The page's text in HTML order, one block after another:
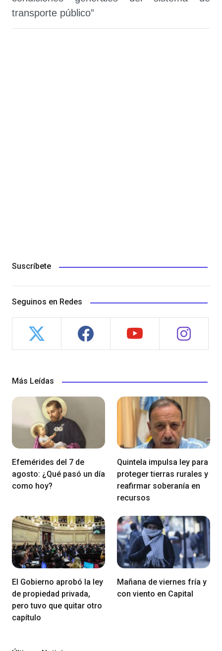
transporte público”
Suscríbete
Seguinos en Redes
Más Leídas
Efemérides del 7 de
agosto: ¿Qué pasó un día
como hoy?
Quintela impulsa ley para
proteger tierras rurales y
reafirmar soberanía en
recursos
El Gobierno aprobó la ley
de propiedad privada,
pero tuvo que quitar otro
capítulo
Mañana de viernes fría y
con viento en Capital